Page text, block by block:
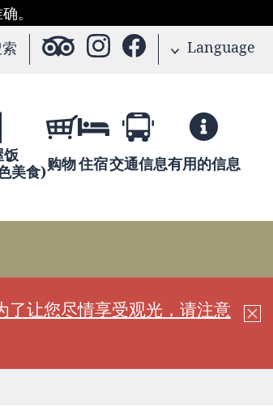
。
Language
饭
美食)购物住宿交通信息有用的信息
了让您尽情享受观光，请注意